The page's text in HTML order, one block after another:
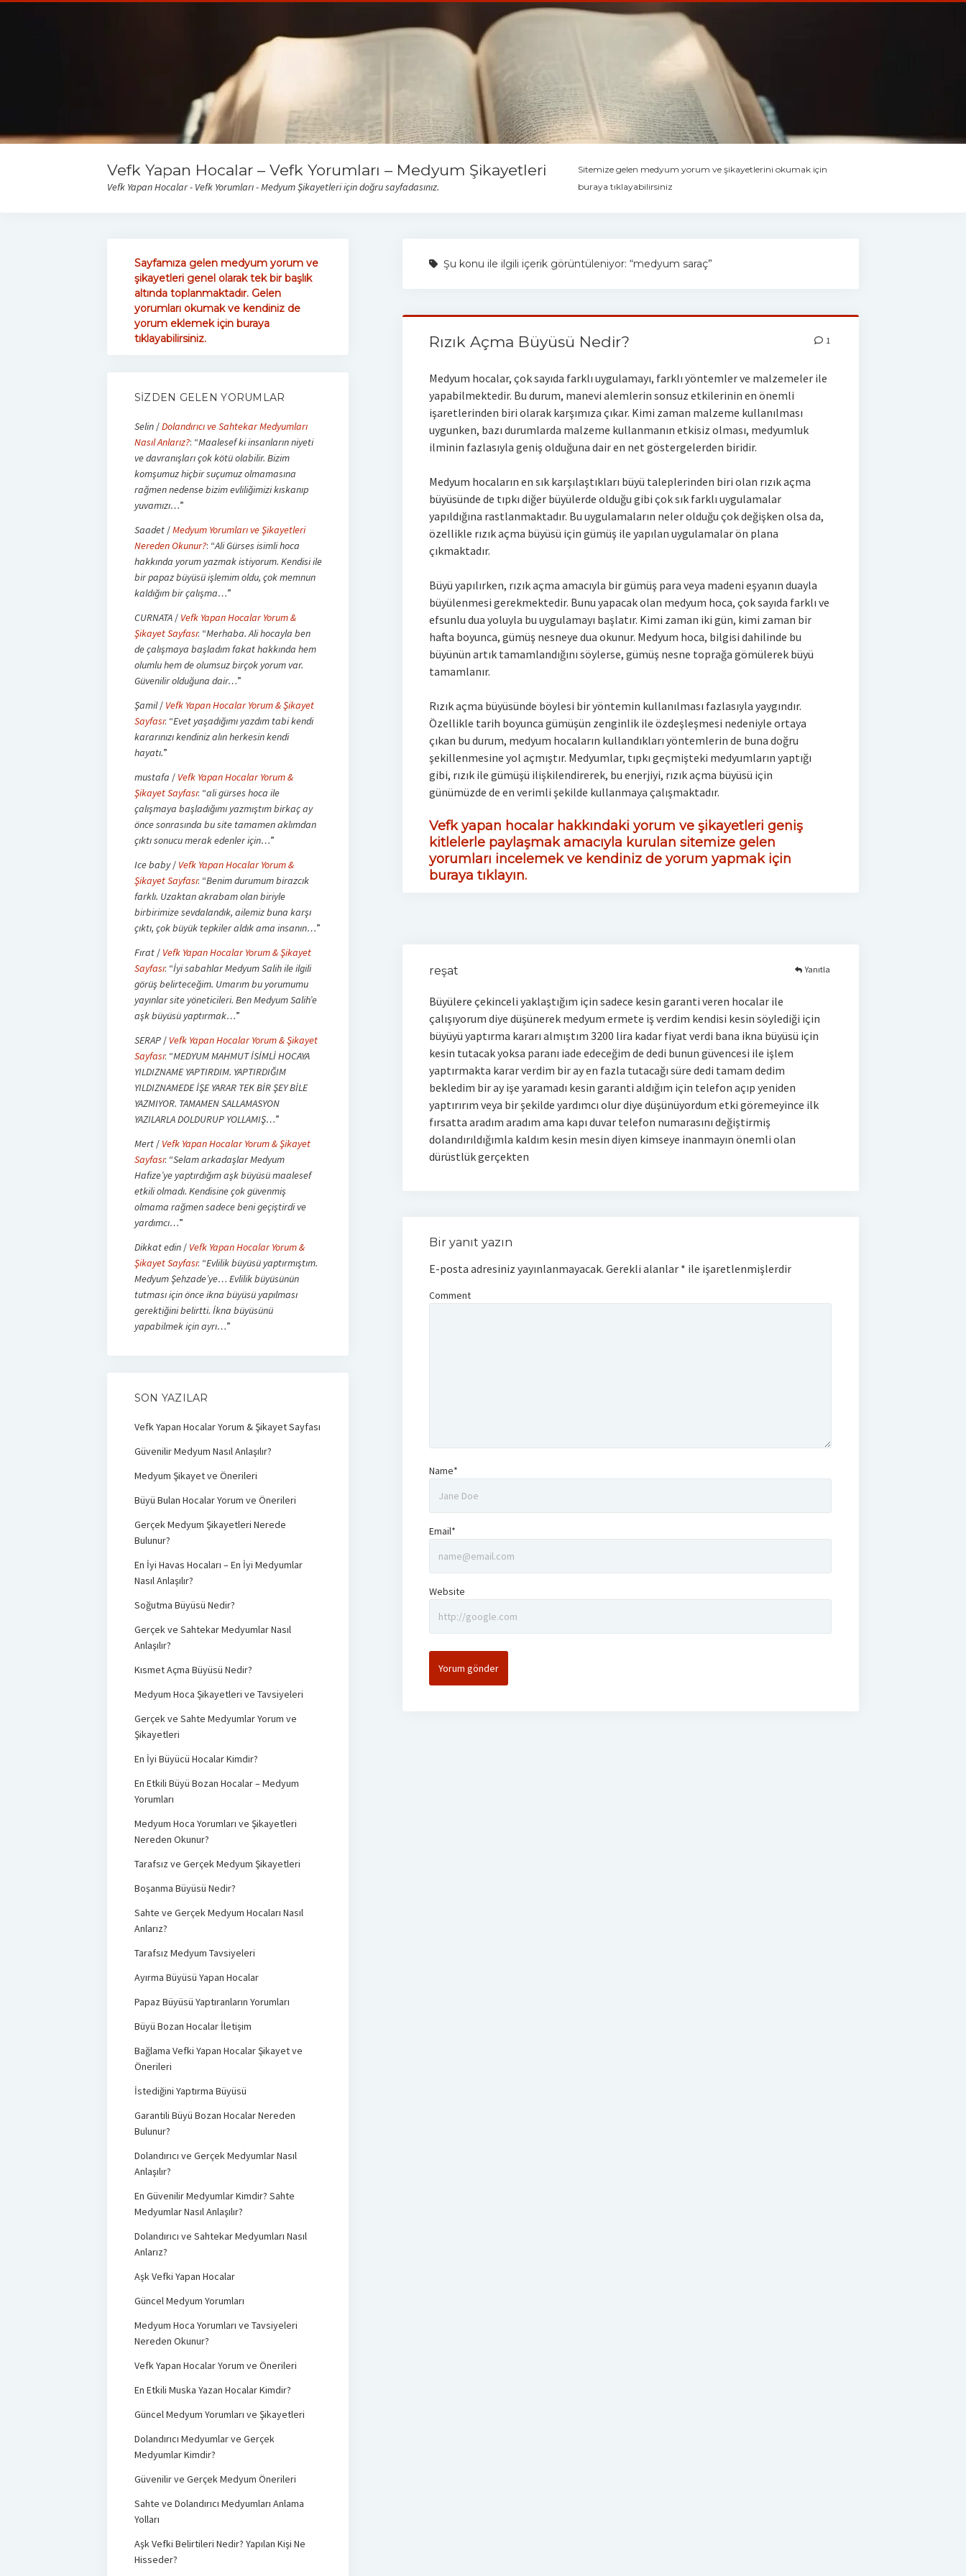
Vefk Yapan Hocalar – Vefk Yorumları – Medyum Şikayetleri
Vefk Yapan Hocalar - Vefk Yorumları - Medyum Şikayetleri için doğru sayfadasınız.
Sitemize gelen medyum yorum ve şikayetlerini okumak için
buraya tıklayabilirsiniz
Şu konu ile ilgili içerik görüntüleniyor: “medyum saraç”
Rızık Açma Büyüsü Nedir? 1
Medyum hocalar, çok sayıda farklı uygulamayı, farklı yöntemler ve malzemeler ile
yapabilmektedir. Bu durum, manevi alemlerin sonsuz etkilerinin en önemli
işaretlerinden biri olarak karşımıza çıkar. Kimi zaman malzeme kullanılması
uygunken, bazı durumlarda malzeme kullanmanın etkisiz olması, medyumluk
ilminin fazlasıyla geniş olduğuna dair en net göstergelerden biridir.
Medyum hocaların en sık karşılaştıkları büyü taleplerinden biri olan rızık açma
büyüsünde de tıpkı diğer büyülerde olduğu gibi çok sık farklı uygulamalar
yapıldığına rastlanmaktadır. Bu uygulamaların neler olduğu çok değişken olsa da,
özellikle rızık açma büyüsü için gümüş ile yapılan uygulamalar ön plana
çıkmaktadır.
Büyü yapılırken, rızık açma amacıyla bir gümüş para veya madeni eşyanın duayla
büyülenmesi gerekmektedir. Bunu yapacak olan medyum hoca, çok sayıda farklı ve
efsunlu dua yoluyla bu uygulamayı başlatır. Kimi zaman iki gün, kimi zaman bir
hafta boyunca, gümüş nesneye dua okunur. Medyum hoca, bilgisi dahilinde bu
büyünün artık tamamlandığını söylerse, gümüş nesne toprağa gömülerek büyü
tamamlanır.
Rızık açma büyüsünde böylesi bir yöntemin kullanılması fazlasıyla yaygındır.
Özellikle tarih boyunca gümüşün zenginlik ile özdeşleşmesi nedeniyle ortaya
çıkan bu durum, medyum hocaların kullandıkları yöntemlerin de buna doğru
şekillenmesine yol açmıştır. Medyumlar, tıpkı geçmişteki medyumların yaptığı
gibi, rızık ile gümüşü ilişkilendirerek, bu enerjiyi, rızık açma büyüsü için
günümüzde de en verimli şekilde kullanmaya çalışmaktadır.
Vefk yapan hocalar hakkındaki yorum ve şikayetleri geniş
kitlelerle paylaşmak amacıyla kurulan sitemize gelen
yorumları incelemek ve kendiniz de yorum yapmak için
buraya tıklayın.
reşat
Büyülere çekinceli yaklaştığım için sadece kesin garanti veren hocalar ile
çalışıyorum diye düşünerek medyum ermete iş verdim kendisi kesin söylediği için
büyüyü yaptırma kararı almıştım 3200 lira kadar fiyat verdi bana ikna büyüsü için
kesin tutacak yoksa paranı iade edeceğim de dedi bunun güvencesi ile işlem
yaptırmakta karar verdim bir ay en fazla tutacağı süre dedi tamam dedim
bekledim bir ay işe yaramadı kesin garanti aldığım için telefon açıp yeniden
yaptırırım veya bir şekilde yardımcı olur diye düşünüyordum etki göremeyince ilk
fırsatta aradım aradım ama kapı duvar telefon numarasını değiştirmiş
dolandırıldığımla kaldım kesin mesin diyen kimseye inanmayın önemli olan
dürüstlük gerçekten
Yanıtla
Bir yanıt yazın
E-posta adresiniz yayınlanmayacak. Gerekli alanlar * ile işaretlenmişlerdir
Comment
Name*
Email*
Website
Sayfamıza gelen medyum yorum ve
şikayetleri genel olarak tek bir başlık
altında toplanmaktadır. Gelen
yorumları okumak ve kendiniz de
yorum eklemek için buraya
tıklayabilirsiniz.
SIZDEN GELEN YORUMLAR
Selin/Dolandırıcı ve Sahtekar Medyumları
Nasıl Anlarız?: “Maalesef ki insanların niyeti
ve davranışları çok kötü olabilir. Bizim
komşumuz hiçbir suçumuz olmamasına
rağmen nedense bizim evliliğimizi kıskanıp
yuvamızı…”
Saadet/Medyum Yorumları ve Şikayetleri
Nereden Okunur?: “Ali Gürses isimli hoca
hakkında yorum yazmak istiyorum. Kendisi ile
bir papaz büyüsü işlemim oldu, çok memnun
kaldığım bir çalışma…”
CURNATA/ Vefk Yapan Hocalar Yorum &
Şikayet Sayfası: “Merhaba. Ali hocayla ben
de çalışmaya başladım fakat hakkında hem
olumlu hem de olumsuz birçok yorum var.
Güvenilir olduğuna dair…”
Şamil/ Vefk Yapan Hocalar Yorum & Şikayet
Sayfası: “Evet yaşadığımı yazdım tabi kendi
kararınızı kendiniz alın herkesin kendi
hayatı.”
mustafa / Vefk Yapan Hocalar Yorum &
Şikayet Sayfası: “ali gürses hoca ile
çalışmaya başladığımı yazmıştım birkaç ay
önce sonrasında bu site tamamen aklımdan
çıktı sonucu merak edenler için…”
Ice baby/ Vefk Yapan Hocalar Yorum &
Şikayet Sayfası: “Benim durumum birazcık
farklı. Uzaktan akrabam olan biriyle
birbirimize sevdalandık, ailemiz buna karşı
çıktı, çok büyük tepkiler aldık ama insanın…”
Fırat/ Vefk Yapan Hocalar Yorum & Şikayet
Sayfası: “İyi sabahlar Medyum Salih ile ilgili
görüş belirteceğim. Umarım bu yorumumu
yayınlar site yöneticileri. Ben Medyum Salih’e
aşk büyüsü yaptırmak…”
SERAP/ Vefk Yapan Hocalar Yorum & Şikayet
Sayfası: “MEDYUM MAHMUT İSİMLİ HOCAYA
YILDIZNAME YAPTIRDIM. YAPTIRDIĞIM
YILDIZNAMEDE İŞE YARAR TEK BİR ŞEY BİLE
YAZMIYOR. TAMAMEN SALLAMASYON
YAZILARLA DOLDURUP YOLLAMIŞ…”
Mert/ Vefk Yapan Hocalar Yorum & Şikayet
Sayfası: “Selam arkadaşlar Medyum
Hafize’ye yaptırdığım aşk büyüsü maalesef
etkili olmadı. Kendisine çok güvenmiş
olmama rağmen sadece beni geçiştirdi ve
yardımcı…”
Dikkat edin/ Vefk Yapan Hocalar Yorum &
Şikayet Sayfası: “Evlilik büyüsü yaptırmıştım.
Medyum Şehzade’ye… Evlilik büyüsünün
tutması için önce ikna büyüsü yapılması
gerektiğini belirtti. İkna büyüsünü
yapabilmek için ayrı…”
SON YAZILAR
Vefk Yapan Hocalar Yorum & Şikayet Sayfası
Güvenilir Medyum Nasıl Anlaşılır?
Medyum Şikayet ve Önerileri
Büyü Bulan Hocalar Yorum ve Önerileri
Gerçek Medyum Şikayetleri Nerede
Bulunur?
En İyi Havas Hocaları – En İyi Medyumlar
Nasıl Anlaşılır?
Soğutma Büyüsü Nedir?
Gerçek ve Sahtekar Medyumlar Nasıl
Anlaşılır?
Kısmet Açma Büyüsü Nedir?
Medyum Hoca Şikayetleri ve Tavsiyeleri
Gerçek ve Sahte Medyumlar Yorum ve
Şikayetleri
En İyi Büyücü Hocalar Kimdir?
En Etkili Büyü Bozan Hocalar – Medyum
Yorumları
Medyum Hoca Yorumları ve Şikayetleri
Nereden Okunur?
Tarafsız ve Gerçek Medyum Şikayetleri
Boşanma Büyüsü Nedir?
Sahte ve Gerçek Medyum Hocaları Nasıl
Anlarız?
Tarafsız Medyum Tavsiyeleri
Ayırma Büyüsü Yapan Hocalar
Papaz Büyüsü Yaptıranların Yorumları
Büyü Bozan Hocalar İletişim
Bağlama Vefki Yapan Hocalar Şikayet ve
Önerileri
İstediğini Yaptırma Büyüsü
Garantili Büyü Bozan Hocalar Nereden
Bulunur?
Dolandırıcı ve Gerçek Medyumlar Nasıl
Anlaşılır?
En Güvenilir Medyumlar Kimdir? Sahte
Medyumlar Nasıl Anlaşılır?
Dolandırıcı ve Sahtekar Medyumları Nasıl
Anlarız?
Aşk Vefki Yapan Hocalar
Güncel Medyum Yorumları
Medyum Hoca Yorumları ve Tavsiyeleri
Nereden Okunur?
Vefk Yapan Hocalar Yorum ve Önerileri
En Etkili Muska Yazan Hocalar Kimdir?
Güncel Medyum Yorumları ve Şikayetleri
Dolandırıcı Medyumlar ve Gerçek
Medyumlar Kimdir?
Güvenilir ve Gerçek Medyum Önerileri
Sahte ve Dolandırıcı Medyumları Anlama
Yolları
Aşk Vefki Belirtileri Nedir? Yapılan Kişi Ne
Hisseder?